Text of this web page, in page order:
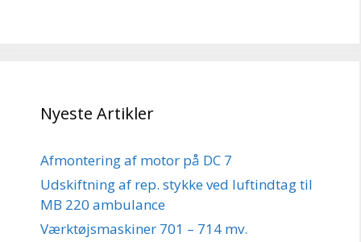
Nyeste Artikler
Afmontering af motor på DC 7
Udskiftning af rep. stykke ved luftindtag til
MB 220 ambulance
Værktøjsmaskiner 701 – 714 mv.